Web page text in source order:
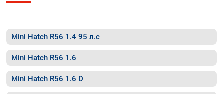
Mini Hatch R56 1.4 95 л.с
Mini Hatch R56 1.6
Mini Hatch R56 1.6 D